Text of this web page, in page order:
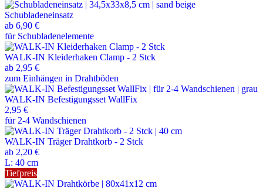
Schubladeneinsatz
ab 6,90 €
für Schubladenelemente
WALK-IN Kleiderhaken Clamp - 2 Stck
ab 2,95 €
zum Einhängen in Drahtböden
WALK-IN Befestigungsset WallFix
2,95 €
für 2-4 Wandschienen
WALK-IN Träger Drahtkorb - 2 Stck
ab 2,20 €
L: 40 cm
Tiefpreis